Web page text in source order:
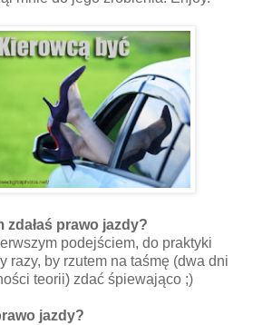
zdałaś prawo jazdy?
podejściem, do praktyki
razy, by rzutem na taśmę (dwa dni
teorii) zdać śpiewająco ;)
jazdy?